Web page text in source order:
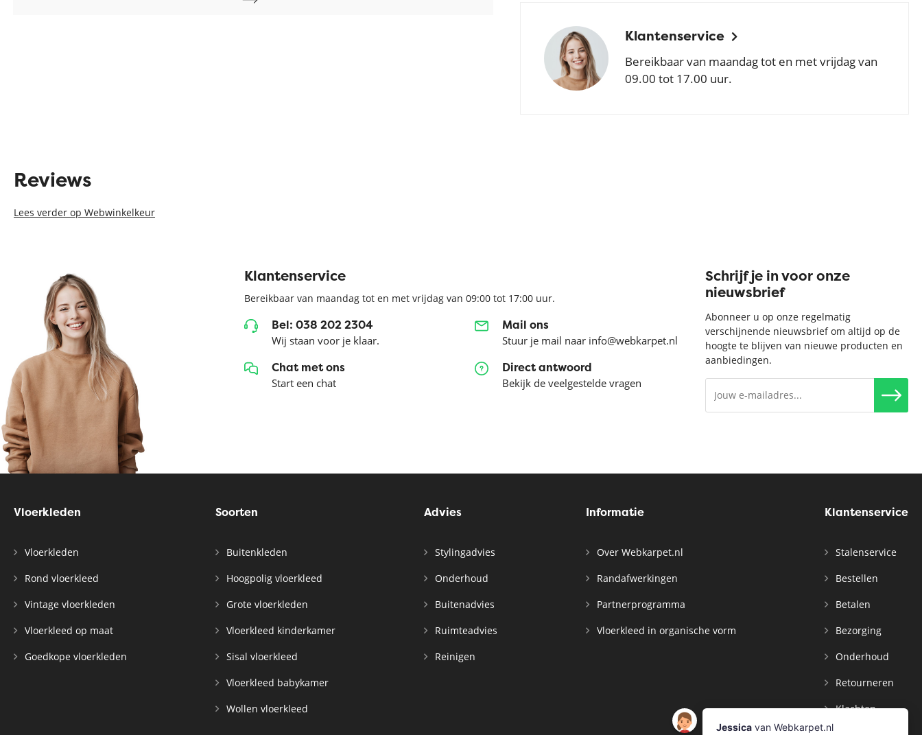
Klantenservice
Bereikbaar van maandag tot en met vrijdag van
09.00 tot 17.00 uur.
Reviews
Lees verder op Webwinkelkeur
Klantenservice
Bereikbaar van maandag tot en met vrijdag van 09:00 tot 17:00 uur.
Bel: 038 202 2304
Wij staan voor je klaar.
Mail ons
Stuur je mail naar info@webkarpet.nl
Chat met ons
Start een chat
Direct antwoord
Bekijk de veelgestelde vragen
Schrijf je in voor onze
nieuwsbrief
Abonneer u op onze regelmatig
verschijnende nieuwsbrief om altijd op de
hoogte te blijven van nieuwe producten en
aanbiedingen.
Vloerkleden
Vloerkleden
Rond vloerkleed
Vintage vloerkleden
Vloerkleed op maat
Goedkope vloerkleden
Soorten
Buitenkleden
Hoogpolig vloerkleed
Grote vloerkleden
Vloerkleed kinderkamer
Sisal vloerkleed
Vloerkleed babykamer
Wollen vloerkleed
Advies
Stylingadvies
Onderhoud
Buitenadvies
Ruimteadvies
Reinigen
Informatie
Over Webkarpet.nl
Randafwerkingen
Partnerprogramma
Vloerkleed in organische vorm
Klantenservice
Stalenservice
Bestellen
Betalen
Bezorging
Onderhoud
Retourneren
Klachten